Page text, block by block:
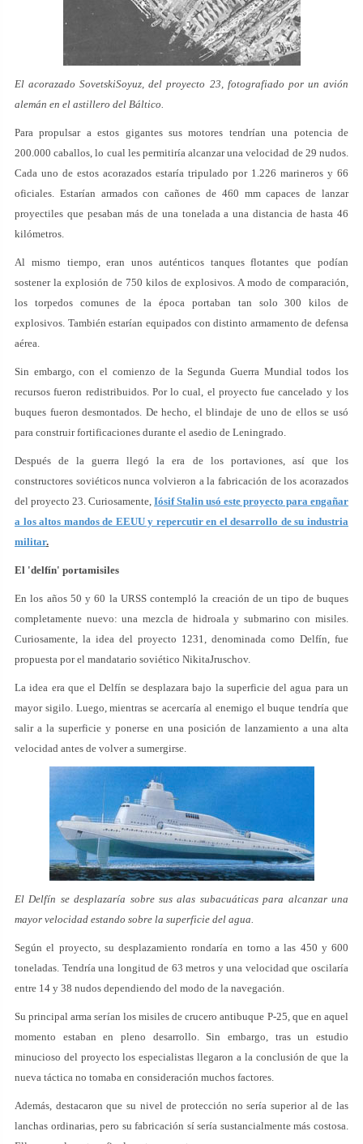
El acorazado SovetskiSoyuz, del proyecto 23, fotografiado por un avión
alemán en el astillero del Báltico.
Para propulsar a estos gigantes sus motores tendrían una potencia de
200.000 caballos, lo cual les permitiría alcanzar una velocidad de 29 nudos.
Cada uno de estos acorazados estaría tripulado por 1.226 marineros y 66
oficiales. Estarían armados con cañones de 460 mm capaces de lanzar
proyectiles que pesaban más de una tonelada a una distancia de hasta 46
kilómetros.
Al mismo tiempo, eran unos auténticos tanques flotantes que podían
sostener la explosión de 750 kilos de explosivos. A modo de comparación,
los torpedos comunes de la época portaban tan solo 300 kilos de
explosivos. También estarían equipados con distinto armamento de defensa
aérea.
Sin embargo, con el comienzo de la Segunda Guerra Mundial todos los
recursos fueron redistribuidos. Por lo cual, el proyecto fue cancelado y los
buques fueron desmontados. De hecho, el blindaje de uno de ellos se usó
para construir fortificaciones durante el asedio de Leningrado.
Después de la guerra llegó la era de los portaviones, así que los
constructores soviéticos nunca volvieron a la fabricación de los acorazados
del proyecto 23. Curiosamente, Iósif Stalin usó este proyecto para engañar
a los altos mandos de EEUU y repercutir en el desarrollo de su industria
militar.
El 'delfín' portamisiles
En los años 50 y 60 la URSS contempló la creación de un tipo de buques
completamente nuevo: una mezcla de hidroala y submarino con misiles.
Curiosamente, la idea del proyecto 1231, denominada como Delfín, fue
propuesta por el mandatario soviético NikitaJruschov.
La idea era que el Delfín se desplazara bajo la superficie del agua para un
mayor sigilo. Luego, mientras se acercaría al enemigo el buque tendría que
salir a la superficie y ponerse en una posición de lanzamiento a una alta
velocidad antes de volver a sumergirse.
El Delfín se desplazaría sobre sus alas subacuáticas para alcanzar una
mayor velocidad estando sobre la superficie del agua.
Según el proyecto, su desplazamiento rondaría en torno a las 450 y 600
toneladas. Tendría una longitud de 63 metros y una velocidad que oscilaría
entre 14 y 38 nudos dependiendo del modo de la navegación.
Su principal arma serían los misiles de crucero antibuque P-25, que en aquel
momento estaban en pleno desarrollo. Sin embargo, tras un estudio
minucioso del proyecto los especialistas llegaron a la conclusión de que la
nueva táctica no tomaba en consideración muchos factores.
Además, destacaron que su nivel de protección no sería superior al de las
lanchas ordinarias, pero su fabricación sí sería sustancialmente más costosa.